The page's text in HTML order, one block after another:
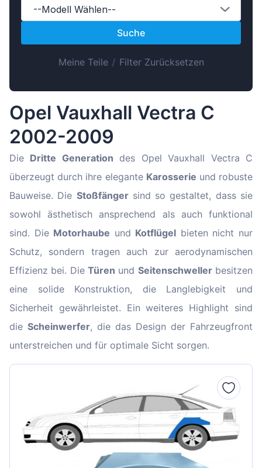
Lietuvių
Hrvatski
Português
Slovenčina
--Modell Wählen--
Suche
Meine Teile/ Filter Zurücksetzen
Opel Vauxhall Vectra C
2002-2009
Die Dritte Generation des Opel Vauxhall Vectra C
überzeugt durch ihre elegante Karosserie und robuste
Bauweise. Die Stoßfängersind so gestaltet, dass sie
sowohl ästhetisch ansprechend als auch funktional
sind. Die Motorhaube und Kotflügel bieten nicht nur
Schutz, sondern tragen auch zur aerodynamischen
Effizienz bei. Die Türen und Seitenschwellerbesitzen
eine solide Konstruktion, die Langlebigkeit und
Sicherheit gewährleistet. Ein weiteres Highlight sind
die Scheinwerfer, die das Design der Fahrzeugfront
unterstreichen und für optimale Sicht sorgen.